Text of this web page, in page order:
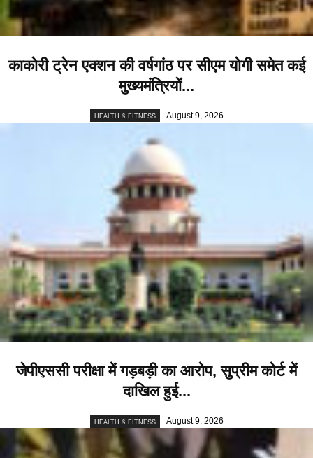
काकोरी ट्रेन एक्शन की वर्षगांठ पर सीएम योगी समेत कई
मुख्यमंत्रियों...
HEALTH & FITNESS August 9, 2026
जेपीएससी परीक्षा में गड़बड़ी का आरोप, सुप्रीम कोर्ट में
दाखिल हुई...
HEALTH & FITNESS August 9, 2026